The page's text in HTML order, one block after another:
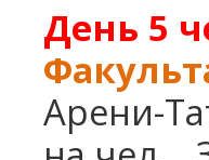
День 5
Арени-